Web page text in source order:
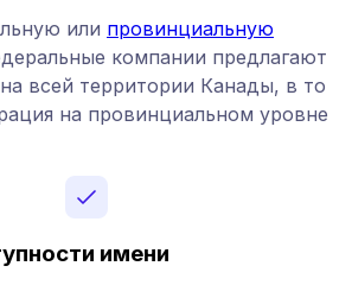
или провинциальную
компании предлагают
всей территории Канады, в то
на провинциальном уровне
имени